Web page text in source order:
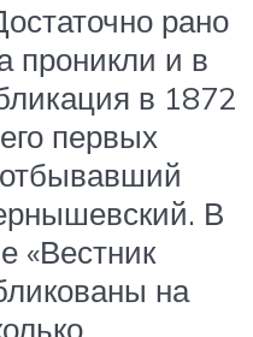
рано
проникли и в
в 1872
первых
В
«Вестник
на